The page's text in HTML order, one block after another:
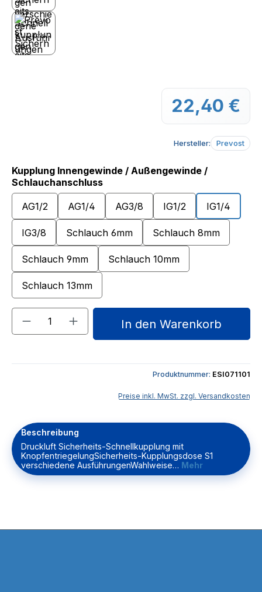
22,40 €
Hersteller: Prevost
Kupplung Innengewinde / Außengewinde /
Schlauchanschlussauswählen
AG1/2 AG1/4 AG3/8 IG1/2 IG1/4
IG3/8 Schlauch 6mm Schlauch 8mm
Schlauch 9mm Schlauch 10mm
Schlauch 13mm
Produkt Anzahl: Gib den
In den Warenkorb
Produktnummer: ESI071101
Preise inkl. MwSt. zzgl. Versandkosten
Beschreibung
Druckluft Sicherheits-Schnellkupplung mit
KnopfentriegelungSicherheits-Kupplungsdose S1
verschiedene AusführungenWahlweise… Mehr